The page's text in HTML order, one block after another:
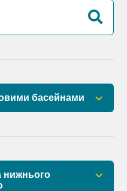
басейнами
нижнього